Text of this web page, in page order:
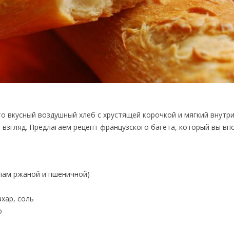
вкусный воздушный хлеб с хрустящей корочкой и мягкий
Предлагаем рецепт французского багета, который вы
ржаной и пшеничной)
соль